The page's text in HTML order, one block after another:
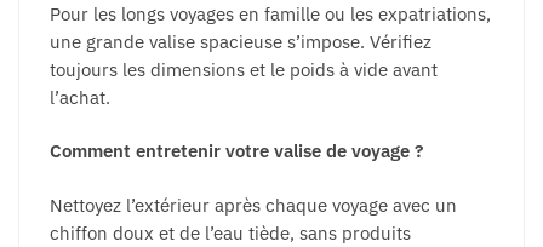
Pour les longs voyages en famille ou les expatriations,
une grande valise spacieuse s’impose. Vérifiez
toujours les dimensions et le poids à vide avant
l’achat.
Comment entretenir votre valise de voyage ?
Nettoyez l’extérieur après chaque voyage avec un
chiffon doux et de l’eau tiède, sans produits